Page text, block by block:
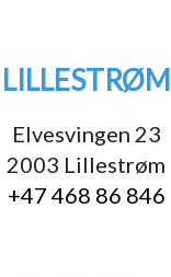
LILLESTRØM
Elvesvingen 23
2003 Lillestrøm
+47 468 86 846